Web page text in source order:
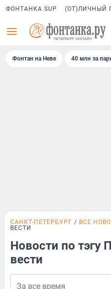
ФОНТАНКА SUP (ОТ)ЛИЧНЫЙ
Фонтан на Неве 40 млн за
САНКТ-ПЕТЕРБУРГ ВСЕ
ВЕСТИ
Новости по тэгу
вести